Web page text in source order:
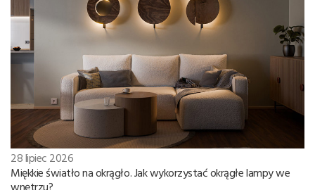
28 lipiec 2026
Miękkie światło na okrągło. Jak wykorzystać okrągłe lampy we